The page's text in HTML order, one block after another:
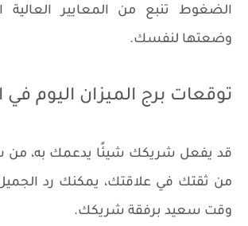
الضغوط تنبع من المعايير العالية
وضعتها لنفسك.
توقعات برج الميزان اليوم في
قد يفعل شريكك شيئًا يدعمك به، من
من ثقتك في علاقتك، يمكنك رد
وقت سعيد برفقة شريكك.